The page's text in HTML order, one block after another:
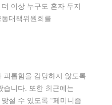
이상 누구도 혼자 두지
대책위원회를
괴롭힘을 감당하지 않도록
습니다. 또한 최근에는
설 수 있도록 “페미니즘